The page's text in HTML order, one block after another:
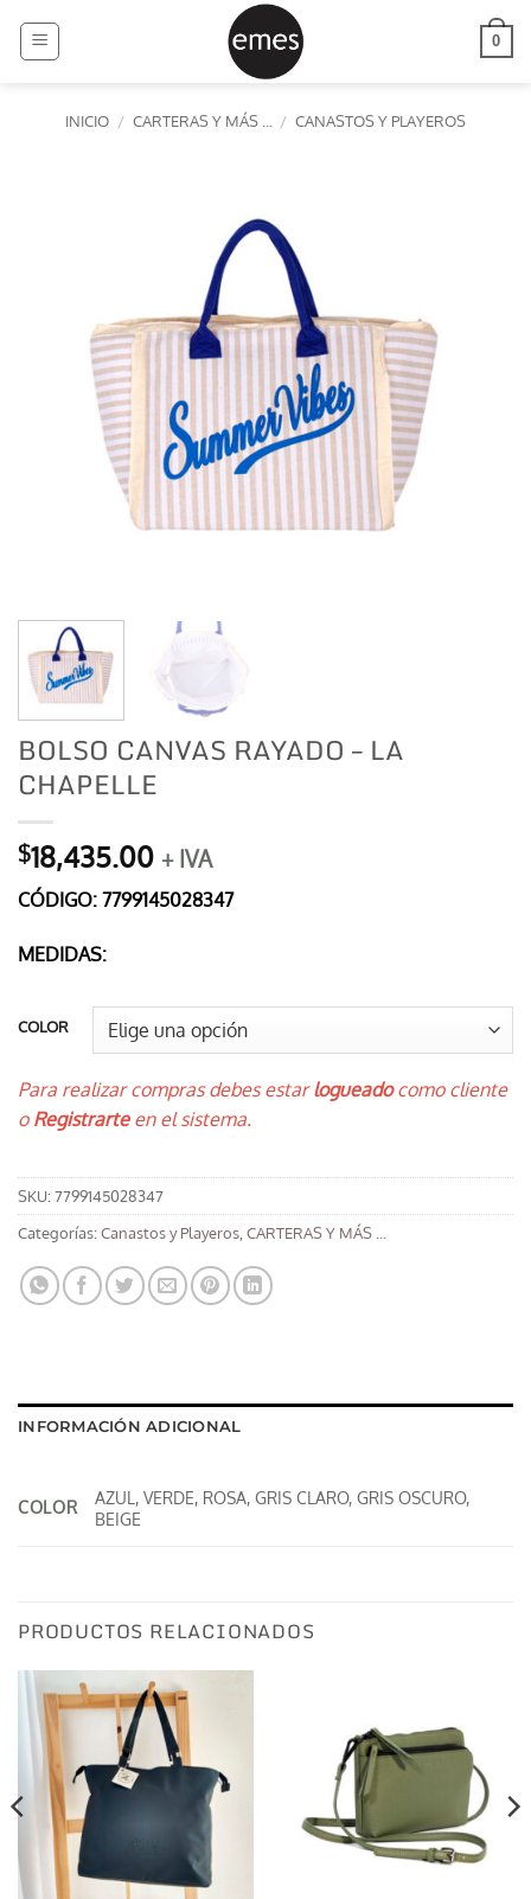
0
INICIO / CARTERAS Y MÁS ... / CANASTOS Y PLAYEROS
BOLSO CANVAS RAYADO – LA
CHAPELLE
$18,435.00 + IVA
CÓDIGO: 7799145028347
MEDIDAS:
COLOR
Para realizar compras debes estarlogueadocomo cliente
oRegistrarteen el sistema.
SKU:7799145028347
Categorías:Canastos y Playeros,CARTERAS Y MÁS ...
INFORMACIÓN ADICIONAL
COLOR
AZUL, VERDE, ROSA, GRIS CLARO, GRIS OSCURO,
BEIGE
PRODUCTOS RELACIONADOS